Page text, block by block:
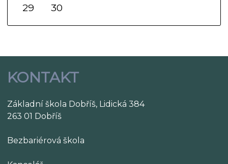
29
30
KONTAKT
Základní škola Dobříš, Lidická 384
263 01 Dobříš
Bezbariérová škola